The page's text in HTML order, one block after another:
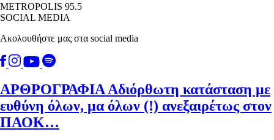
METROPOLIS 95.5
SOCIAL MEDIA
Ακολουθήστε μας στα social media
ΑΡΘΡΟΓΡΑΦΙΑΑδιόρθωτη κατάσταση με
ευθύνη όλων, μα όλων (!) ανεξαιρέτως στον
ΠΑΟΚ…